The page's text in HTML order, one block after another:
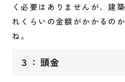
く必要はありませんが、建
れくらいの金額がかかるの
ね。
３：頭金